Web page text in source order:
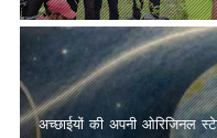
अच्छाईयों की अपनी ओरिजिनल